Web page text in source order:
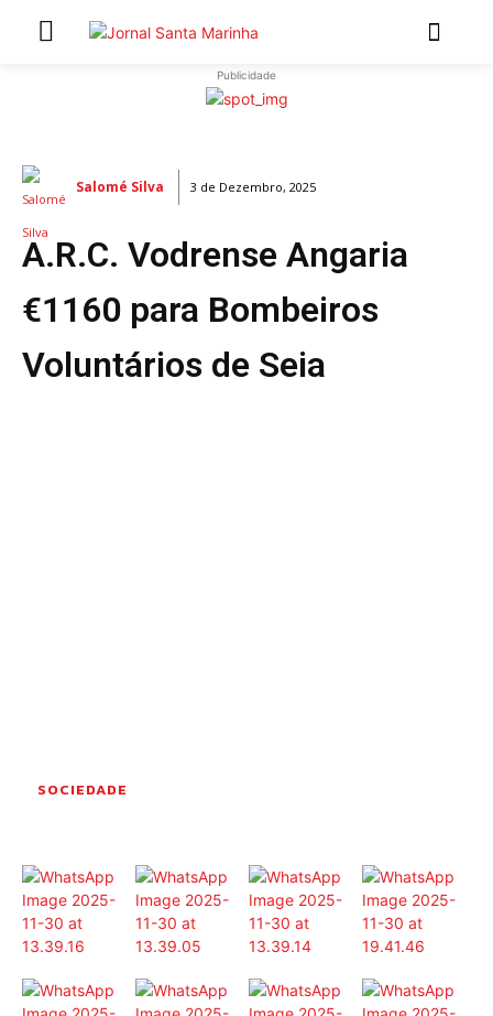
ARTIGOS DE OPINIÃO
Secções
MARCHAS POPULARES DE SÃO JOÃO 2026
NATAL NAS FREGUESIAS
ATUALIDADE
Assinaturas
Onde comprar o Jornal
Publicidade
Publicidade
Salomé Silva 3 de Dezembro, 2025
A.R.C. Vodrense Angaria
€1160 para Bombeiros
Voluntários de Seia
SOCIEDADE